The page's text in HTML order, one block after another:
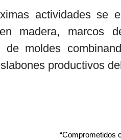
actividades se
madera, marcos
de moldes
productivos
“Comprometidos